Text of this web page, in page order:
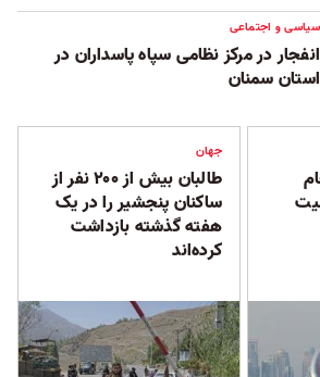
سیاسی و اجتماعی
انفجار در مرکز نظامی سپاه پاسداران در
استان سمنان
جهان
طالبان بیش از ۲۰۰ نفر از
ساکنان پنجشیر را در یک
هفته گذشته بازداشت
کرده‌اند